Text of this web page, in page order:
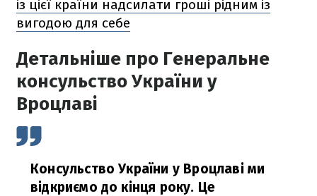
із цієї країни надсилати гроші рідним із
вигодою для себе
Детальніше про Генеральне
консульство України у
Вроцлаві
Консульство України у Вроцлаві ми
відкриємо до кінця року. Це